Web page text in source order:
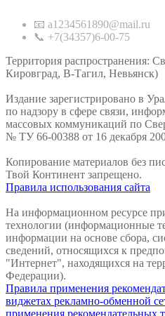
📧 a1234561890@mail.ru
📞 +7(34357)6-00-75
Территория распространения:
Кировград, В-Тагил, Невьянск)
Издание зарегистрировано в
по надзору в сфере связи,
массовых коммуникаций по
№ ТУ 66-00388 от 16 декабря
Копирование материалов без
Твой Континент запрещено.
Правила использования сайта
На информационном ресурсе
технологии (информационные
информации на основе сбора,
сведений, относящихся к
"Интернет", находящихся на
Федерации).
Правила применения
виджетах рекламно-обменной
применения рекомендательных